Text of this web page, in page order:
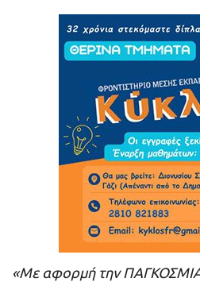
«Με αφορμή την